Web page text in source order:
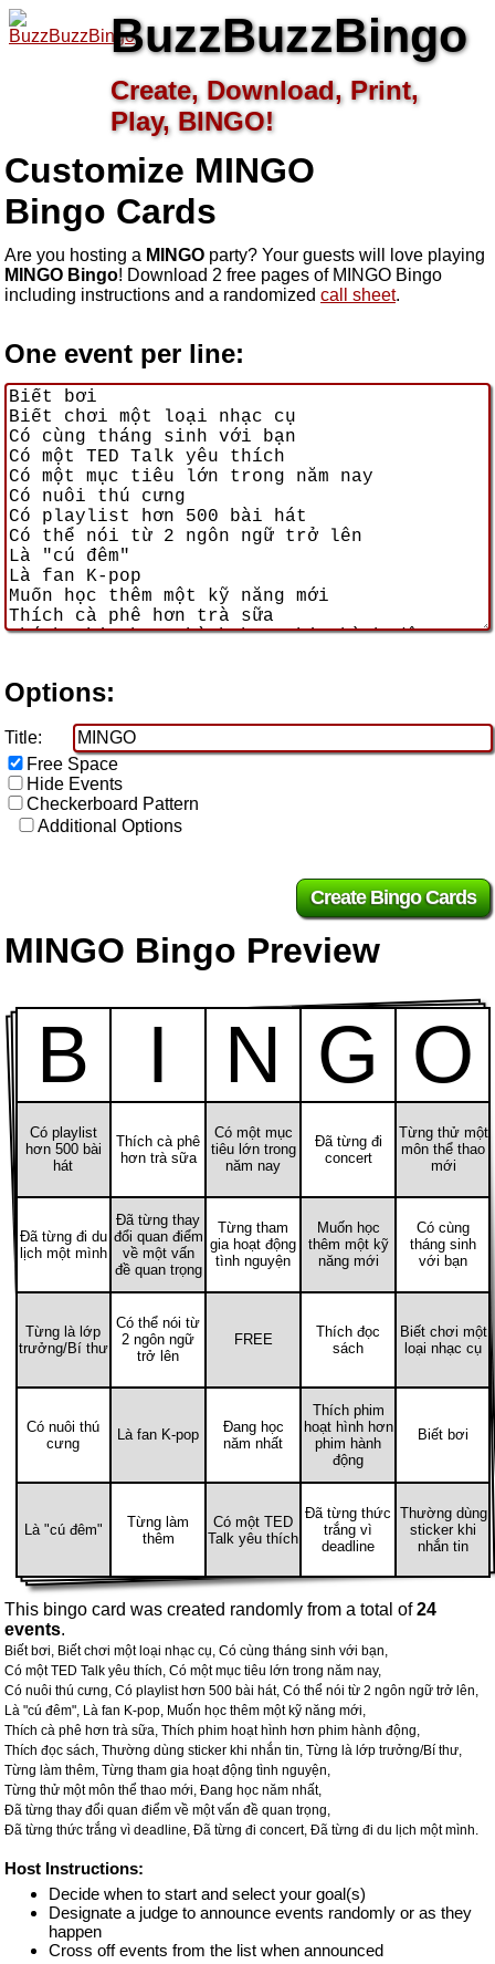
BuzzBuzzBingo
Create, Download, Print,
Play, BINGO!
Customize MINGO
Bingo Cards
Are you hosting a MINGO party? Your guests will love playing
MINGO Bingo! Download 2 free pages of MINGO Bingo
including instructions and a randomized call sheet.
One event per line:
Options:
Title:
Free Space
Hide Events
Checkerboard Pattern
Additional Options
MINGO Bingo Preview
B I N G O
Có playlist
hơn 500 bài
hát
Thích cà phê
hơn trà sữa
Có một mục
tiêu lớn trong
năm nay
Đã từng đi
concert
Từng thử một
môn thể thao
mới
Đã từng đi du
lịch một mình
Đã từng thay
đổi quan điểm
về một vấn
đề quan trọng
Từng tham
gia hoạt động
tình nguyện
Muốn học
thêm một kỹ
năng mới
Có cùng
tháng sinh
với bạn
Từng là lớp
trưởng/Bí thư
Có thể nói từ
2 ngôn ngữ
trở lên
FREE
Thích đọc
sách
Biết chơi một
loại nhạc cụ
Có nuôi thú
cưng
Là fan K-pop
Đang học
năm nhất
Thích phim
hoạt hình hơn
phim hành
động
Biết bơi
Là "cú đêm"
Từng làm
thêm
Có một TED
Talk yêu thích
Đã từng thức
trắng vì
deadline
Thường dùng
sticker khi
nhắn tin
This bingo card was created randomly from a total of24
events.
Biết bơi, Biết chơi một loại nhạc cụ, Có cùng tháng sinh với bạn,
Có một TED Talk yêu thích, Có một mục tiêu lớn trong năm nay,
Có nuôi thú cưng, Có playlist hơn 500 bài hát, Có thể nói từ 2 ngôn ngữ trở lên,
Là "cú đêm", Là fan K-pop, Muốn học thêm một kỹ năng mới,
Thích cà phê hơn trà sữa, Thích phim hoạt hình hơn phim hành động,
Thích đọc sách, Thường dùng sticker khi nhắn tin, Từng là lớp trưởng/Bí thư,
Từng làm thêm, Từng tham gia hoạt động tình nguyện,
Từng thử một môn thể thao mới, Đang học năm nhất,
Đã từng thay đổi quan điểm về một vấn đề quan trọng,
Đã từng thức trắng vì deadline, Đã từng đi concert, Đã từng đi du lịch một mình.
Host Instructions:
Decide when to start and select your goal(s)
Designate a judge to announce events randomly or as they
happen
Cross off events from the list when announced